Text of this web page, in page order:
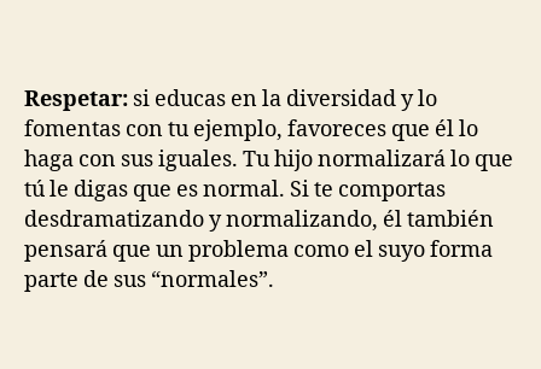
Respetar: si educas en la diversidad y lo
fomentas con tu ejemplo, favoreces que él lo
haga con sus iguales. Tu hijo normalizará lo que
tú le digas que es normal. Si te comportas
desdramatizando y normalizando, él también
pensará que un problema como el suyo forma
parte de sus “normales”.